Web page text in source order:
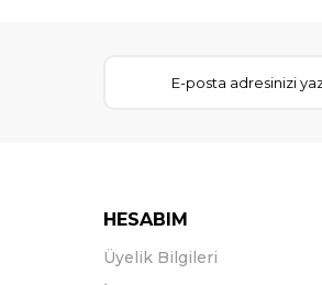
HESABIM
Üyelik Bilgileri